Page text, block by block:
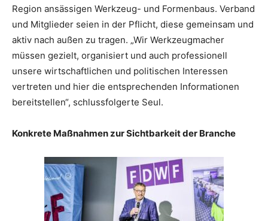
Region ansässigen Werkzeug- und Formenbaus. Verband
und Mitglieder seien in der Pflicht, diese gemeinsam und
aktiv nach außen zu tragen. „Wir Werkzeugmacher
müssen gezielt, organisiert und auch professionell
unsere wirtschaftlichen und politischen Interessen
vertreten und hier die entsprechenden Informationen
bereitstellen“, schlussfolgerte Seul.
Konkrete Maßnahmen zur Sichtbarkeit der Branche